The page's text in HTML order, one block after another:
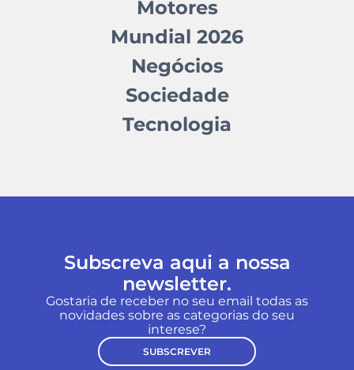
Motores
Mundial 2026
Negócios
Sociedade
Tecnologia
Subscreva aqui a nossa
newsletter.
Gostaria de receber no seu email todas as
novidades sobre as categorias do seu
interese?
SUBSCREVER